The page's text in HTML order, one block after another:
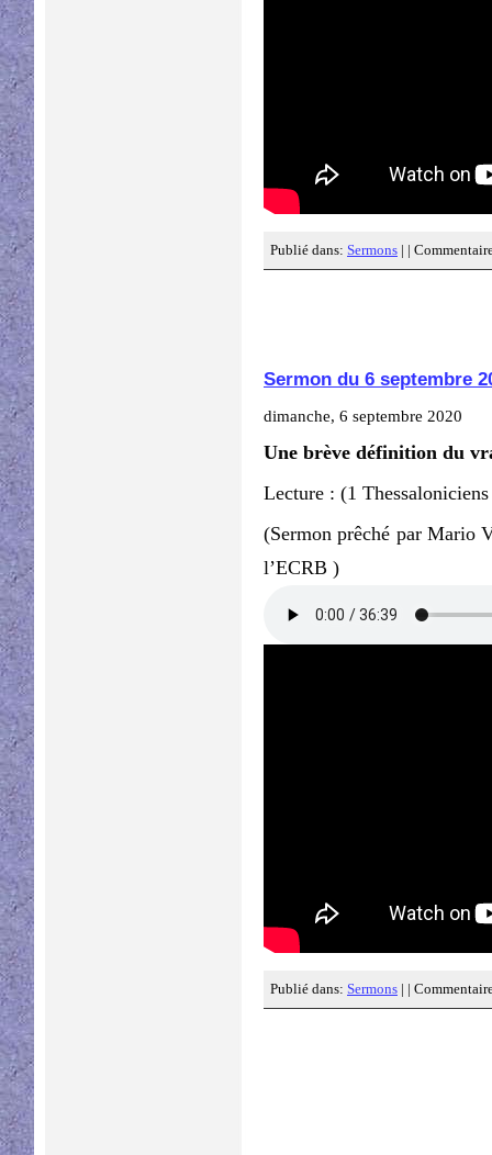
Publié dans: Sermons | |
Sermon du 6 septembre
dimanche, 6 septembre 2020
Une brève définition du
Lecture : (1
(Sermon prêché par Mario
l’ECRB )
Publié dans: Sermons | |